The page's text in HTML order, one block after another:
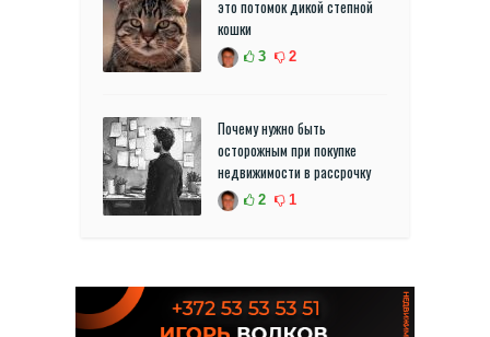
это потомок дикой степной
кошки
3 2
Почему нужно быть
осторожным при покупке
недвижимости в рассрочку
2 1